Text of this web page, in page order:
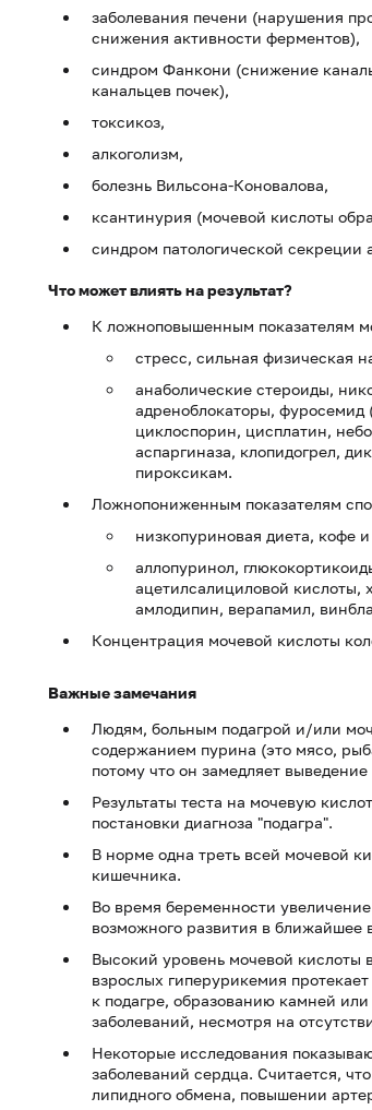
заболевания печени (нарушения
снижения активности ферментов),
синдром Фанкони (снижение
канальцев почек),
токсикоз,
алкоголизм,
болезнь Вильсона-Коновалова,
ксантинурия (мочевой кислоты
синдром патологической секреции
Что может влиять на результат?
К ложноповышенным показателям
стресс, сильная физическая
анаболические стероиды,
адреноблокаторы, фуросемид
циклоспорин, цисплатин,
аспаргиназа, клопидогрел,
пироксикам.
Ложнопониженным показателям
низкопуриновая диета, кофе
аллопуринол,
ацетилсалициловой кислоты,
амлодипин, верапамил,
Концентрация мочевой кислоты
Важные замечания
Людям, больным подагрой и/или
содержанием пурина (это мясо,
потому что он замедляет
Результаты теста на мочевую
постановки диагноза "подагра".
В норме одна треть всей мочевой
кишечника.
Во время беременности
возможного развития в
Высокий уровень мочевой кислоты
взрослых гиперурикемия
к подагре, образованию камней
заболеваний, несмотря на
Некоторые исследования
заболеваний сердца. Считается,
липидного обмена, повышении